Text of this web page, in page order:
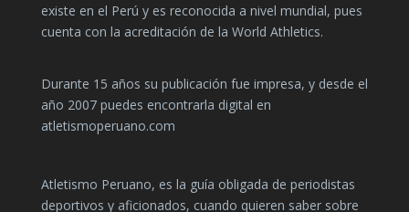
existe en el Perú y es reconocida a nivel mundial, pues
cuenta con la acreditación de la World Athletics.
Durante 15 años su publicación fue impresa, y desde el
año 2007 puedes encontrarla digital en
atletismoperuano.com
Atletismo Peruano, es la guía obligada de periodistas
deportivos y aficionados, cuando quieren saber sobre